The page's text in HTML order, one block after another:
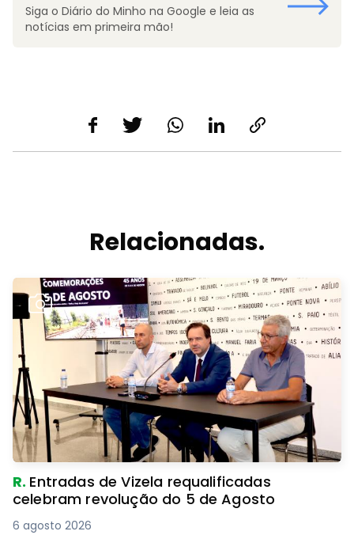
Siga o Diário do Minho na Google e leia as
notícias em primeira mão!
Relacionadas.
R. Entradas de Vizela requalificadas
celebram revolução do 5 de Agosto
6 agosto 2026